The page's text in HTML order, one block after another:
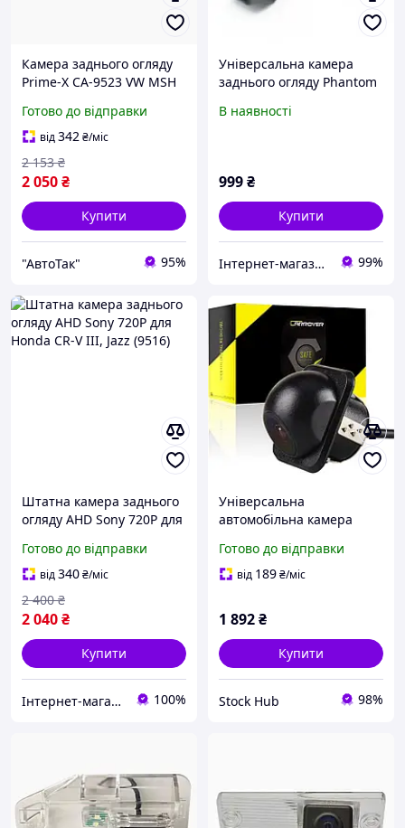
Камера заднього огляду
Prime-X CA-9523 VW MSH
Готово до відправки
від342₴/міс
2 050₴
2 153 ₴
Купити
"АвтоТак" 95%
Універсальна камера
заднього огляду Phantom
В наявності
999₴
Купити
Інтернет-магазин «Autotoys» 99%
Штатна камера заднього
огляду AHD Sony 720P для
Готово до відправки
від340₴/міс
2 040₴
2 400 ₴
Купити
Інтернет-магазин "Кар Аксес" 100%
Універсальна
автомобільна камера
CA009M
Готово до відправки
від 189₴/міс
1 892₴
Купити
Stock Hub 98%